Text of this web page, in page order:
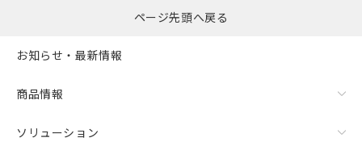
ページ先頭へ戻る
お知らせ・最新情報
商品情報
ソリューション